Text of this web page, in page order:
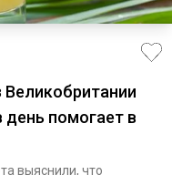
Великобритании
день помогает в
выяснили, что